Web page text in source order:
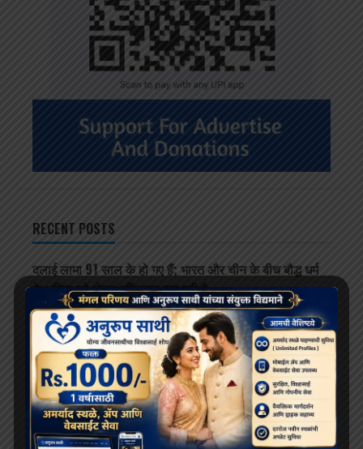
RECENT POSTS
दलाई लामा 91 साल के हो गए हैं; भारत और चीन के बीच बौद्ध धर्म
के भविष्य को लेकर खींचतान चल रही है
भव्य बौद्ध धम्म जुलूस बोमडिला में प्रवेश करता है
‘विकसित भारत 2047’ के लिए बौद्ध मूल्य और आधुनिक विज्ञान
अहम: हिमाचल के राज्यपाल
थाईलैंड के महामहिम राजा ने सड़क दुर्घटना में घायल भिक्षुओं की
देखभाल की जिम्मेदारी ली, शाही संरक्षण में होगा उपचार